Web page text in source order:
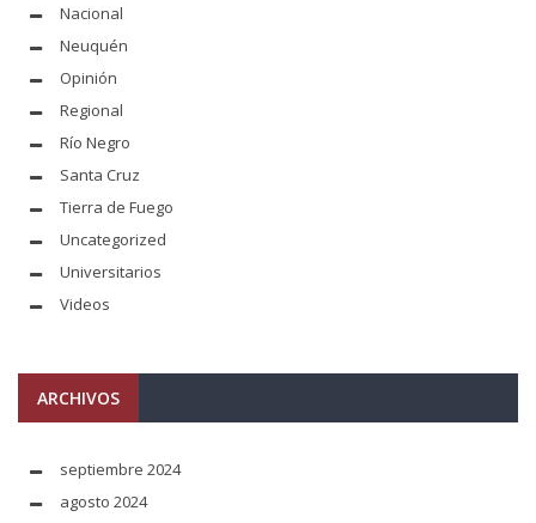
Nacional
Neuquén
Opinión
Regional
Río Negro
Santa Cruz
Tierra de Fuego
Uncategorized
Universitarios
Videos
ARCHIVOS
septiembre 2024
agosto 2024